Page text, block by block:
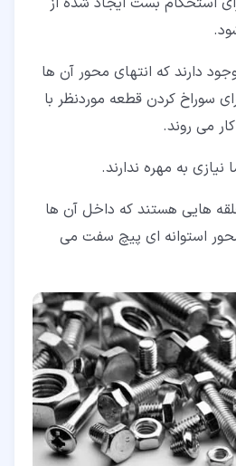
دارند که انتهای محور آن ها
سوراخ کردن قطعه موردنظر با
می روند.
به مهره ندارند.
هایی هستند که داخل آن ها
استوانه ای پیچ سفت می